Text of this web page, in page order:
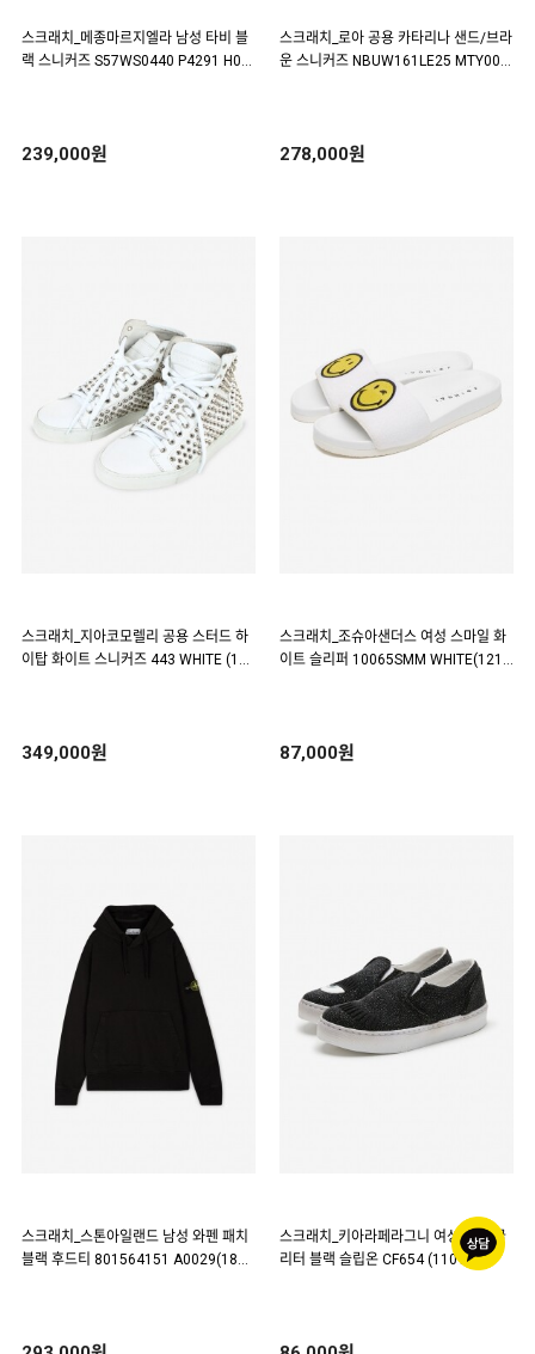
스크래치_메종마르지엘라 남성 타비 블
랙 스니커즈 S57WS0440 P4291 H09
239,000원
스크래치_로아 공용 카타리나 샌드/브라
운 스니커즈 NBUW161LE25 MTY000
278,000원
스크래치_지아코모렐리 공용 스터드 하
이탑 화이트 스니커즈 443 WHITE (110
349,000원
스크래치_조슈아샌더스 여성 스마일 화
이트 슬리퍼 10065SMM WHITE(1213
87,000원
스크래치_스톤아일랜드 남성 와펜 패치
블랙 후드티 801564151 A0029(1876
스크래치_키아라페라그니 여성 윙크 글
리터 블랙 슬립온 CF654 (110169)